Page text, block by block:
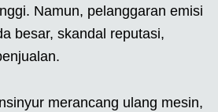
Namun, pelanggaran emisi
besar, skandal reputasi,
merancang ulang mesin,